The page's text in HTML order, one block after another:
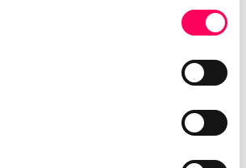
Vandaag wijken jullie van de
af. Per auto met chauffeur